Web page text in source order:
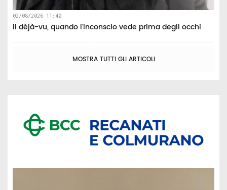
02/08/2026 11:40
Il déjà-vu, quando l’inconscio vede prima degli occhi
MOSTRA TUTTI GLI ARTICOLI